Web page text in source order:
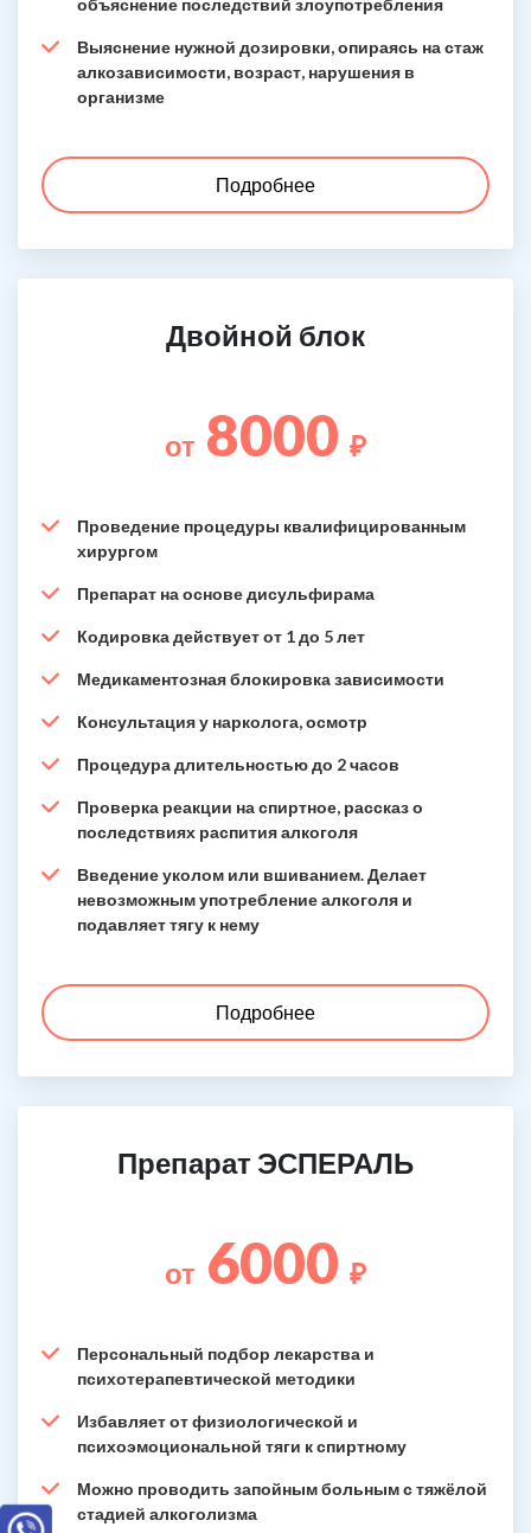
объяснение последствий злоупотребления
Выяснение нужной дозировки, опираясь на стаж
алкозависимости, возраст, нарушения в
организме
Подробнее
Двойной блок
от 8000 ₽
Проведение процедуры квалифицированным
хирургом
Препарат на основе дисульфирама
Кодировка действует от 1 до 5 лет
Медикаментозная блокировка зависимости
Консультация у нарколога, осмотр
Процедура длительностью до 2 часов
Проверка реакции на спиртное, рассказ о
последствиях распития алкоголя
Введение уколом или вшиванием. Делает
невозможным употребление алкоголя и
подавляет тягу к нему
Подробнее
Препарат ЭСПЕРАЛЬ
от 6000 ₽
Персональный подбор лекарства и
психотерапевтической методики
Избавляет от физиологической и
психоэмоциональной тяги к спиртному
Можно проводить запойным больным с тяжёлой
стадией алкоголизма